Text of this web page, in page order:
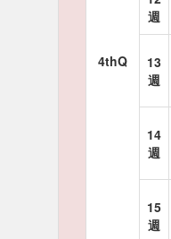
4thQ
週
13
週
14
週
15
週